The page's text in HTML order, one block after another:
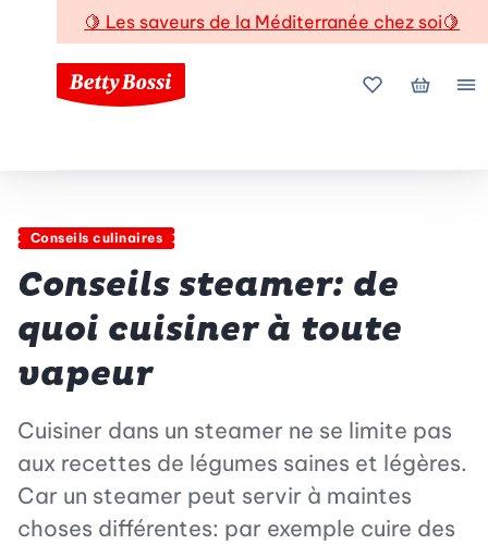
🍋 Les saveurs de la Méditerranée chez soi🍋
Mes favoris
Mon
Conseils culinaires
Conseils steamer: de
quoi cuisiner à toute
vapeur
Cuisiner dans un steamer ne se limite pas
aux recettes de légumes saines et légères.
Car un steamer peut servir à maintes
choses différentes: par exemple cuire des